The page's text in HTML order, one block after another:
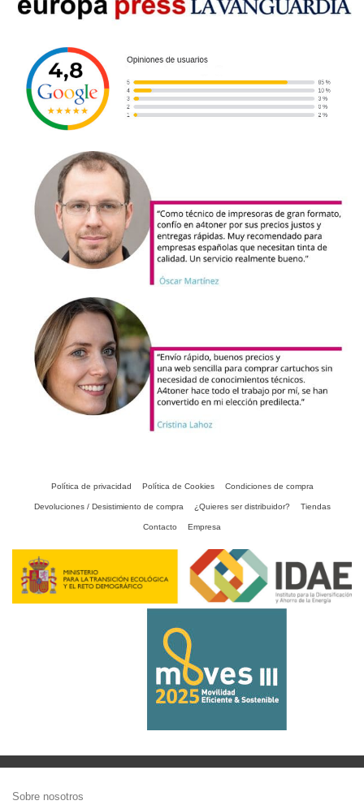
Política de privacidad Política de Cookies Condiciones de compra
Devoluciones / Desistimiento de compra ¿Quieres ser distribuidor? Tiendas
Contacto Empresa
Sobre nosotros